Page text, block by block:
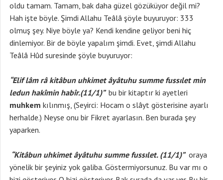
oldu tamam. Tamam, bak daha güzel gözüküyor değil mi?
Hah işte böyle. Şimdi Allahu Teâlâ şöyle buyuruyor: 333
olmuş şey. Niye böyle ya? Kendi kendine geliyor beni hiç
dinlemiyor. Bir de böyle yapalım şimdi. Evet, şimdi Allahu
Teâlâ Hûd suresinde şöyle buyuruyor:
“Elif lâm râ kitâbun uhkimet âyâtuhu summe fussılet min
ledun hakîmin habîr.(11/1)” bu bir kitaptır ki ayetleri
muhkem kılınmış, (Seyirci: Hocam o slâyt gösterisine ayarlı
herhalde.) Neyse onu bir Fikret ayarlasın. Ben burada şey
yaparken.
“Kitâbun uhkimet âyâtuhu summe fussılet. (11/1)”oraya
yönelik bir şeyiniz yok galiba. Göstermiyorsunuz. Bu var mı o